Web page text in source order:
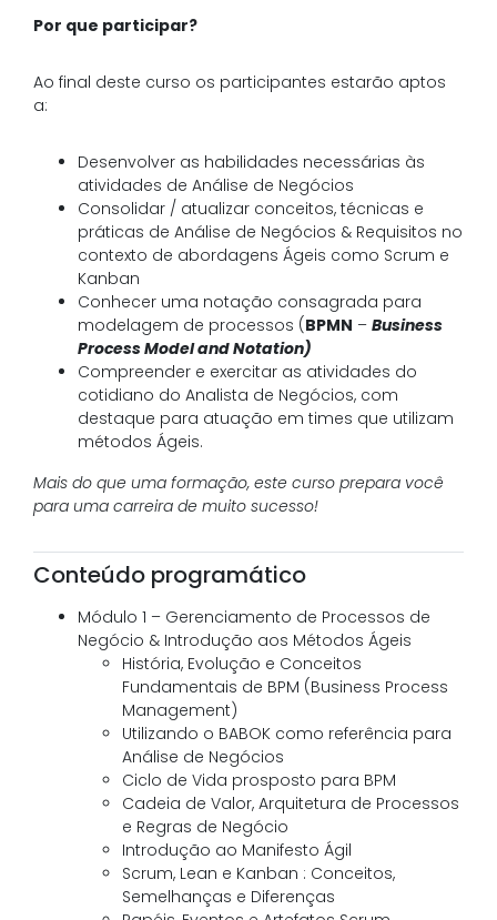
Por que participar?
Ao final deste curso os participantes estarão aptos
a:
Desenvolver as habilidades necessárias às
atividades de Análise de Negócios
Consolidar / atualizar conceitos, técnicas e
práticas de Análise de Negócios & Requisitos no
contexto de abordagens Ágeis como Scrum e
Kanban
Conhecer uma notação consagrada para
modelagem de processos (BPMN – Business
Process Model and Notation)
Compreender e exercitar as atividades do
cotidiano do Analista de Negócios, com
destaque para atuação em times que utilizam
métodos Ágeis.
Mais do que uma formação, este curso prepara você
para uma carreira de muito sucesso!
Conteúdo programático
Módulo 1 – Gerenciamento de Processos de
Negócio & Introdução aos Métodos Ágeis
História, Evolução e Conceitos
Fundamentais de BPM (Business Process
Management)
Utilizando o BABOK como referência para
Análise de Negócios
Ciclo de Vida prosposto para BPM
Cadeia de Valor, Arquitetura de Processos
e Regras de Negócio
Introdução ao Manifesto Ágil
Scrum, Lean e Kanban : Conceitos,
Semelhanças e Diferenças